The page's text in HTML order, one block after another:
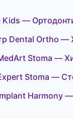
—
Dental Ortho —
Stoma —
Stoma —
Harmony